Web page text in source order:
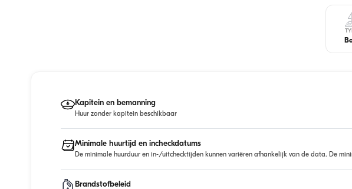
Kapitein en bemanning
Huur zonder kapitein beschikbaar
Minimale huurtijd en incheckdatums
De minimale huurduur en in-/uitchecktijden kunnen variëren afhankelijk van de data. De
Brandstofbeleid